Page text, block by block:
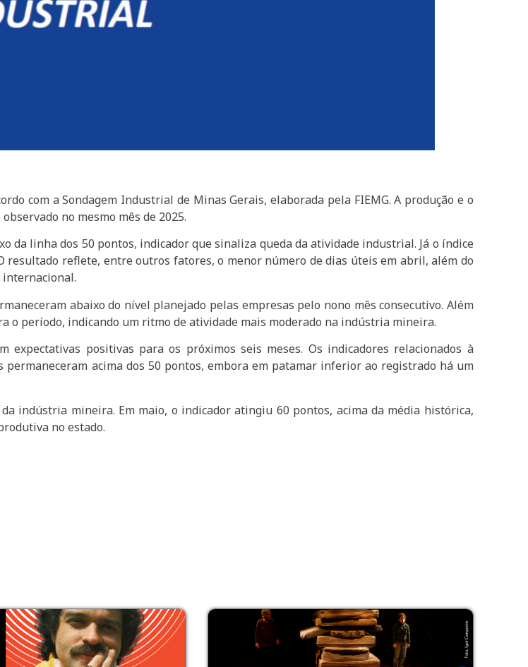
com a Sondagem Industrial de Minas Gerais, elaborada pela FIEMG. A produção e o
no mesmo mês de 2025.
da linha dos 50 pontos, indicador que sinaliza queda da atividade industrial. Já o índice
resultado reflete, entre outros fatores, o menor número de dias úteis em abril, além do
abaixo do nível planejado pelas empresas pelo nono mês consecutivo. Além
o período, indicando um ritmo de atividade mais moderado na indústria mineira.
positivas para os próximos seis meses. Os indicadores relacionados à
acima dos 50 pontos, embora em patamar inferior ao registrado há um
indústria mineira. Em maio, o indicador atingiu 60 pontos, acima da média histórica,
no estado.